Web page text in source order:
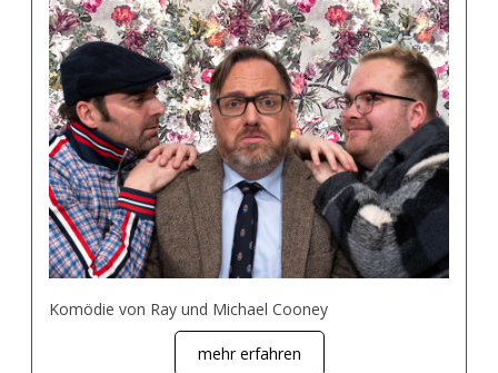
Komödie von Ray und Michael Cooney
mehr erfahren